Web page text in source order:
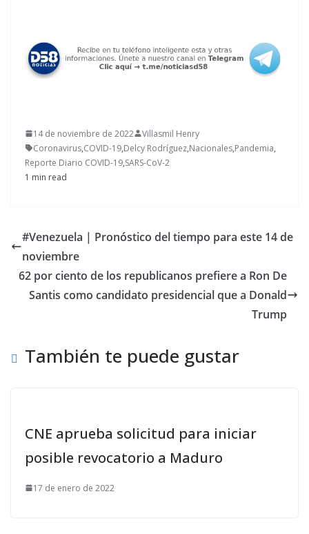
14 de noviembre de 2022
Villasmil Henry
Coronavirus,COVID-19,Delcy Rodríguez,Nacionales,Pandemia,
Reporte Diario COVID-19,SARS-CoV-2
1 min read
#Venezuela | Pronóstico del tiempo para este 14 de
noviembre
62 por ciento de los republicanos prefiere a Ron De
Santis como candidato presidencial que a Donald
Trump
También te puede gustar
CNE aprueba solicitud para iniciar
posible revocatorio a Maduro
17 de enero de 2022